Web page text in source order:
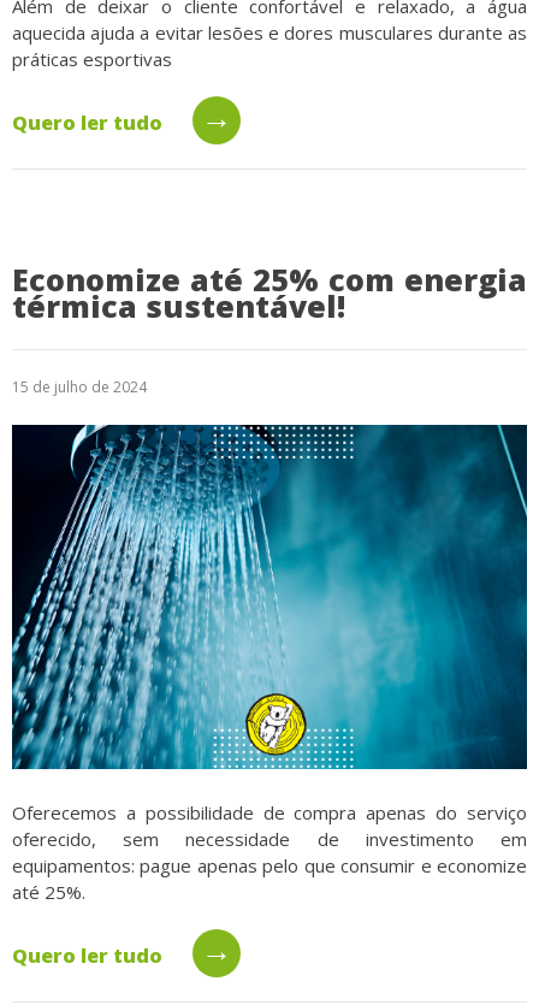
Além de deixar o cliente confortável e relaxado, a água
aquecida ajuda a evitar lesões e dores musculares durante as
práticas esportivas
Quero ler tudo →
Economize até 25% com energia
térmica sustentável!
15 de julho de 2024
Oferecemos a possibilidade de compra apenas do serviço
oferecido, sem necessidade de investimento em
equipamentos: pague apenas pelo que consumir e economize
até 25%.
Quero ler tudo →